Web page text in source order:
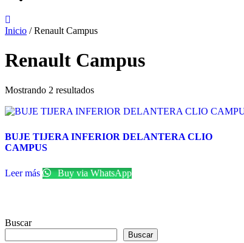
Menu
Inicio / Renault Campus
Renault Campus
Mostrando 2 resultados
BUJE TIJERA INFERIOR DELANTERA CLIO
CAMPUS
Leer más Buy via WhatsApp
Buscar
Buscar